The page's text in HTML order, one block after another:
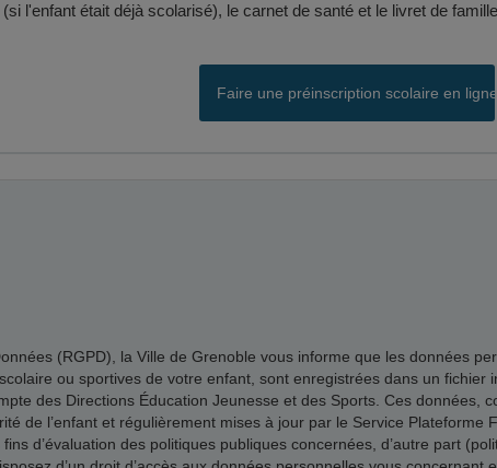
l'enfant était déjà scolarisé), le carnet de santé et le livret de
Faire une préinscription scolaire en ligne
(RGPD), la Ville de Grenoble vous informe que les données
ou sportives de votre enfant, sont enregistrées dans un fichier
des Directions Éducation Jeunesse et des Sports. Ces données,
de l’enfant et régulièrement mises à jour par le Service Plateforme
d’évaluation des politiques publiques concernées, d’autre part